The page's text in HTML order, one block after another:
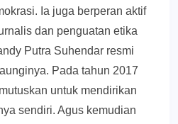
Ia juga berperan aktif
dan penguatan etika
Putra Suhendar resmi
Pada tahun 2017
untuk mendirikan
sendiri. Agus kemudian